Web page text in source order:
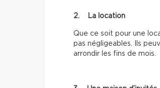
2. La location
Que ce soit pour une
pas négligeables. Ils
arrondir les fins de mois.